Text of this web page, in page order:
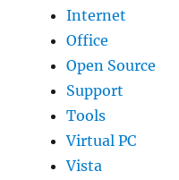
Internet
Office
Open Source
Support
Tools
Virtual PC
Vista